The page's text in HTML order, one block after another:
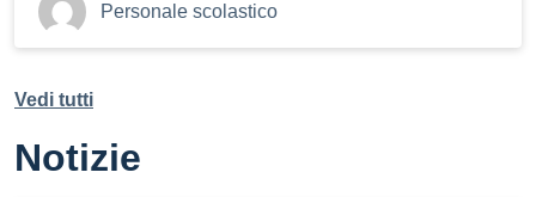
Personale scolastico
Vedi tutti
Notizie